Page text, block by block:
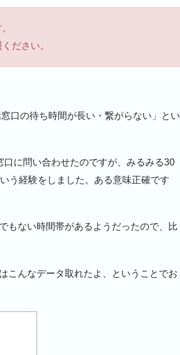
けてありま
グラフの更
ださい。
口の待ち時間が長い・繋がらない」とい
に問い合わせたのですが、みるみる30
う経験をしました。ある意味正確です
もない時間帯があるようだったので、比
こんなデータ取れたよ、ということでお